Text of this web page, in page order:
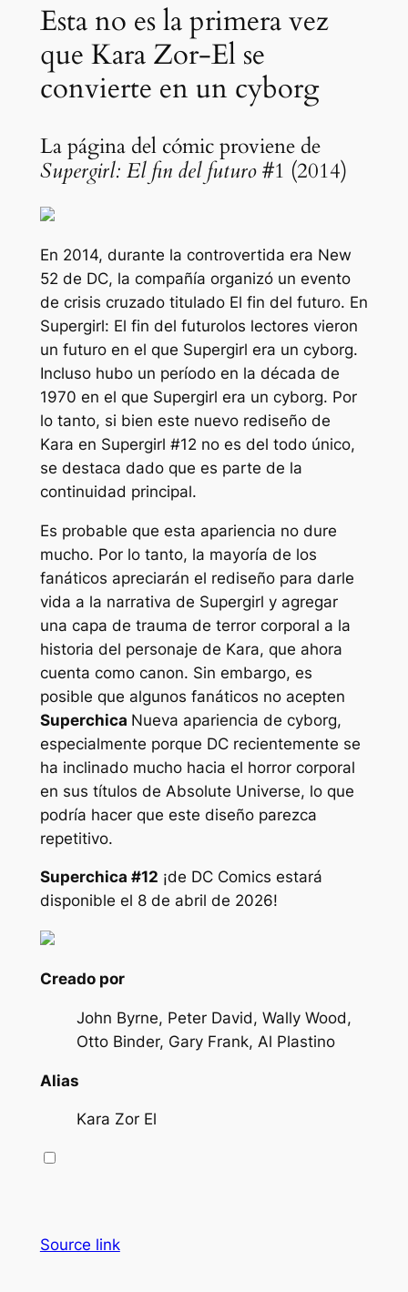
Esta no es la primera vez
que Kara Zor-El se
convierte en un cyborg
La página del cómic proviene de
Supergirl: El fin del futuro#1 (2014)
En 2014, durante la controvertida era New
52 de DC, la compañía organizó un evento
de crisis cruzado titulado El fin del futuro. En
Supergirl: El fin del futurolos lectores vieron
un futuro en el que Supergirl era un cyborg.
Incluso hubo un período en la década de
1970 en el que Supergirl era un cyborg. Por
lo tanto, si bien este nuevo rediseño de
Kara en Supergirl #12 no es del todo único,
se destaca dado que es parte de la
continuidad principal.
Es probable que esta apariencia no dure
mucho. Por lo tanto, la mayoría de los
fanáticos apreciarán el rediseño para darle
vida a la narrativa de Supergirl y agregar
una capa de trauma de terror corporal a la
historia del personaje de Kara, que ahora
cuenta como canon. Sin embargo, es
posible que algunos fanáticos no acepten
Superchica Nueva apariencia de cyborg,
especialmente porque DC recientemente se
ha inclinado mucho hacia el horror corporal
en sus títulos de Absolute Universe, lo que
podría hacer que este diseño parezca
repetitivo.
Superchica #12 ¡de DC Comics estará
disponible el 8 de abril de 2026!
Creado por
John Byrne, Peter David, Wally Wood,
Otto Binder, Gary Frank, Al Plastino
Alias
Kara Zor El
Source link